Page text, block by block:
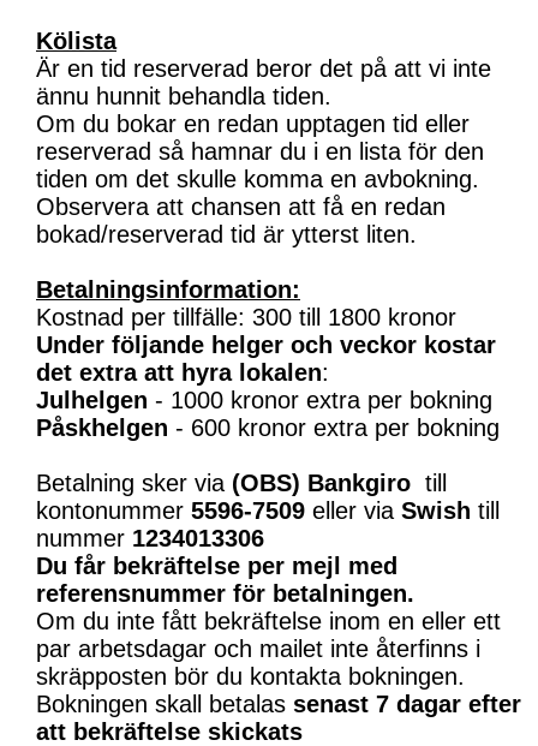
Kölista
Är en tid reserverad beror det på att vi inte
ännu hunnit behandla tiden.
Om du bokar en redan upptagen tid eller
reserverad så hamnar du i en lista för den
tiden om det skulle komma en avbokning.
Observera att chansen att få en redan
bokad/reserverad tid är ytterst liten.
Betalningsinformation:
Kostnad per tillfälle: 300 till 1800 kronor
Under följande helger och veckor kostar
det extra att hyra lokalen:
Julhelgen - 1000 kronor extra per bokning
Påskhelgen - 600 kronor extra per bokning
Betalning sker via (OBS) Bankgiro till
kontonummer 5596-7509 eller via Swish till
nummer 1234013306
Du får bekräftelse per mejl med
referensnummer för betalningen.
Om du inte fått bekräftelse inom en eller ett
par arbetsdagar och mailet inte återfinns i
skräpposten bör du kontakta bokningen.
Bokningen skall betalas senast 7 dagar efter
att bekräftelse skickats